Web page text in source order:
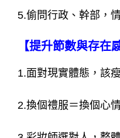
5.偷問行政、幹部，
【提升節數與存在
1.面對現實體態，該
2.換個禮服＝換個心